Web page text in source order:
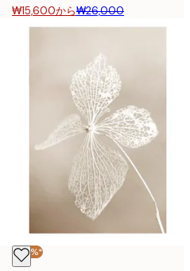
₩15,600から₩26,000
-40%*